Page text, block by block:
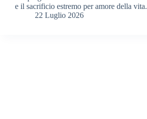
e il sacrificio estremo per amore della vita.
22 Luglio 2026